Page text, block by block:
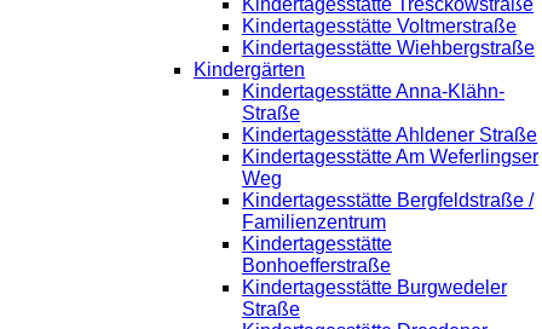
Kindertagesstätte Voltmerstraße
Kindertagesstätte Wiehbergstraße
Kindergärten
Kindertagesstätte Anna-Klähn-
Straße
Kindertagesstätte Ahldener Straße
Kindertagesstätte Am Weferlingser
Weg
Kindertagesstätte Bergfeldstraße /
Familienzentrum
Kindertagesstätte
Bonhoefferstraße
Kindertagesstätte Burgwedeler
Straße